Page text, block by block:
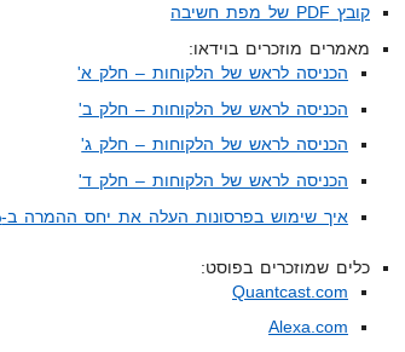
קובץ PDF של מפת חשיבה
מאמרים מוזכרים בוידאו:
הכניסה לראש של הלקוחות – חלק א'
הכניסה לראש של הלקוחות – חלק ב'
הכניסה לראש של הלקוחות – חלק ג'
הכניסה לראש של הלקוחות – חלק ד'
איך שימוש בפרסונות העלה את יחס ההמרה ב-400%?
כלים שמוזכרים בפוסט:
Quantcast.com
Alexa.com